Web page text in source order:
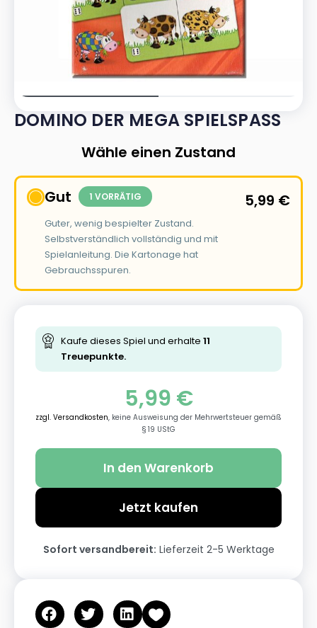
DOMINO DER MEGA SPIELSPASS
Wähle einen Zustand
Gut 1 VORRÄTIG
Guter, wenig bespielter Zustand.
Selbstverständlich vollständig und mit
Spielanleitung. Die Kartonage hat
Gebrauchsspuren.
5,99 €
Kaufe dieses Spiel und erhalte 11
Treuepunkte.
5,99 €
zzgl. Versandkosten, keine Ausweisung der Mehrwertsteuer gemäß
§ 19 UStG
In den Warenkorb
Jetzt kaufen
Sofort versandbereit: Lieferzeit 2-5 Werktage